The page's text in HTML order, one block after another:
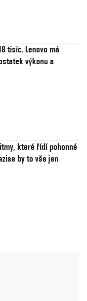
tisíc. Lenovo má
výkonu a
které řídí pohonné
by to vše jen